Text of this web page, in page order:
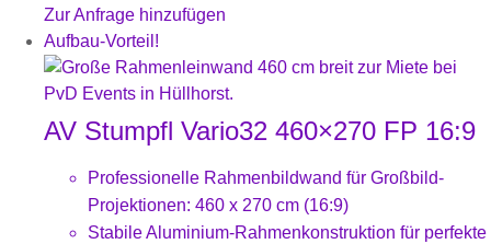
Zur Anfrage hinzufügen
Aufbau-Vorteil!
AV Stumpfl Vario32 460×270 FP 16:9
Professionelle Rahmenbildwand für Großbild-
Projektionen: 460 x 270 cm (16:9)
Stabile Aluminium-Rahmenkonstruktion für perfekte